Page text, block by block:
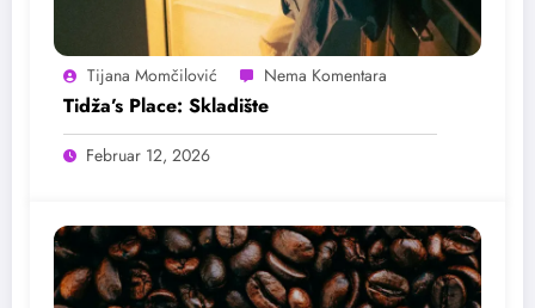
Tijana Momčilović
Tidža’s Place: Skladište
Februar 12, 2026